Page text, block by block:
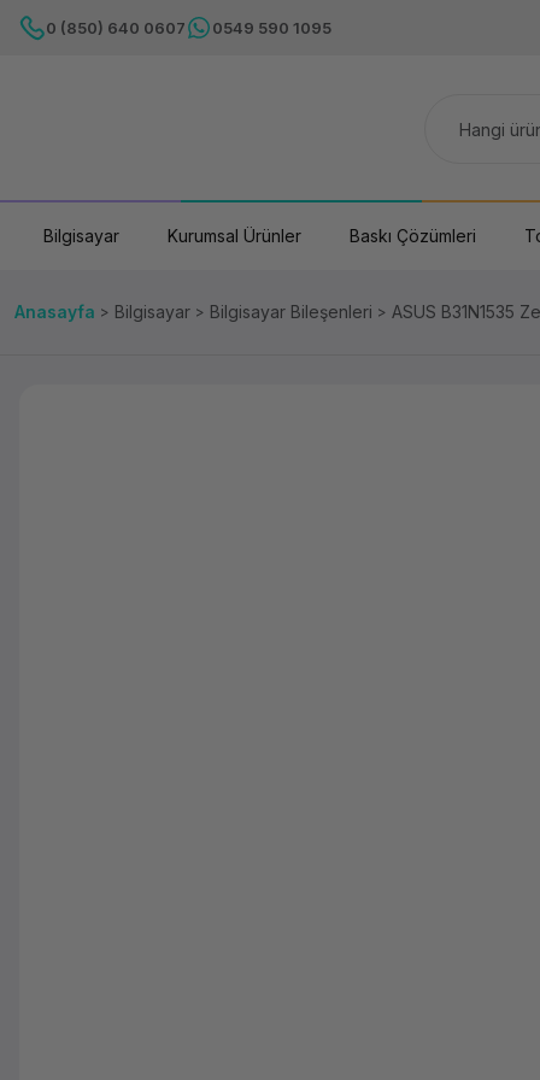
0 (850) 640 0607 0549 590 1095
Bilgisayar Kurumsal Ürünler Baskı Çözümleri
Anasayfa Bilgisayar Bilgisayar Bileşenleri ASUS B31N1535